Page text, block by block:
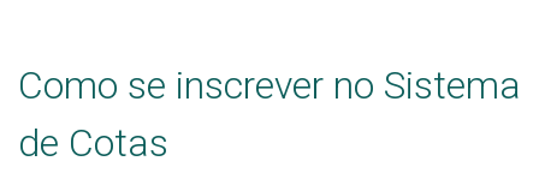
Como se inscrever no Sistema
de Cotas